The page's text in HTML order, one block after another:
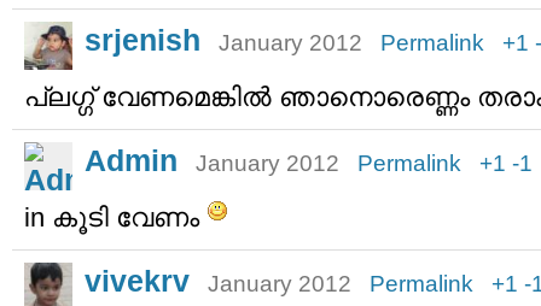
srjenish January 2012 Permalink +1
പ്ലഗ്ഗ് വേണമെങ്കില്‍ ഞാനൊരെണ്ണം
Admin January 2012 Permalink +1 -1
in കൂടി വേണം
vivekrv January 2012 Permalink +1 -